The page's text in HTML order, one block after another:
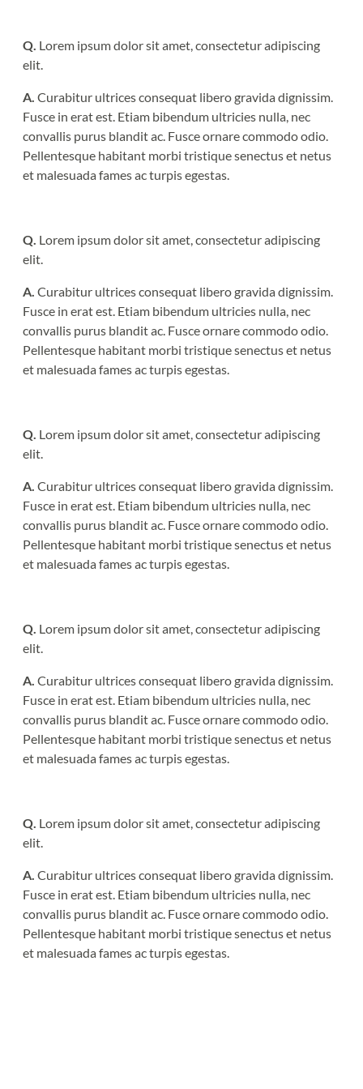
Q. Lorem ipsum dolor sit amet, consectetur adipiscing
elit.
A. Curabitur ultrices consequat libero gravida dignissim.
Fusce in erat est. Etiam bibendum ultricies nulla, nec
convallis purus blandit ac. Fusce ornare commodo odio.
Pellentesque habitant morbi tristique senectus et netus
et malesuada fames ac turpis egestas.
Q. Lorem ipsum dolor sit amet, consectetur adipiscing
elit.
A. Curabitur ultrices consequat libero gravida dignissim.
Fusce in erat est. Etiam bibendum ultricies nulla, nec
convallis purus blandit ac. Fusce ornare commodo odio.
Pellentesque habitant morbi tristique senectus et netus
et malesuada fames ac turpis egestas.
Q. Lorem ipsum dolor sit amet, consectetur adipiscing
elit.
A. Curabitur ultrices consequat libero gravida dignissim.
Fusce in erat est. Etiam bibendum ultricies nulla, nec
convallis purus blandit ac. Fusce ornare commodo odio.
Pellentesque habitant morbi tristique senectus et netus
et malesuada fames ac turpis egestas.
Q. Lorem ipsum dolor sit amet, consectetur adipiscing
elit.
A. Curabitur ultrices consequat libero gravida dignissim.
Fusce in erat est. Etiam bibendum ultricies nulla, nec
convallis purus blandit ac. Fusce ornare commodo odio.
Pellentesque habitant morbi tristique senectus et netus
et malesuada fames ac turpis egestas.
Q. Lorem ipsum dolor sit amet, consectetur adipiscing
elit.
A. Curabitur ultrices consequat libero gravida dignissim.
Fusce in erat est. Etiam bibendum ultricies nulla, nec
convallis purus blandit ac. Fusce ornare commodo odio.
Pellentesque habitant morbi tristique senectus et netus
et malesuada fames ac turpis egestas.